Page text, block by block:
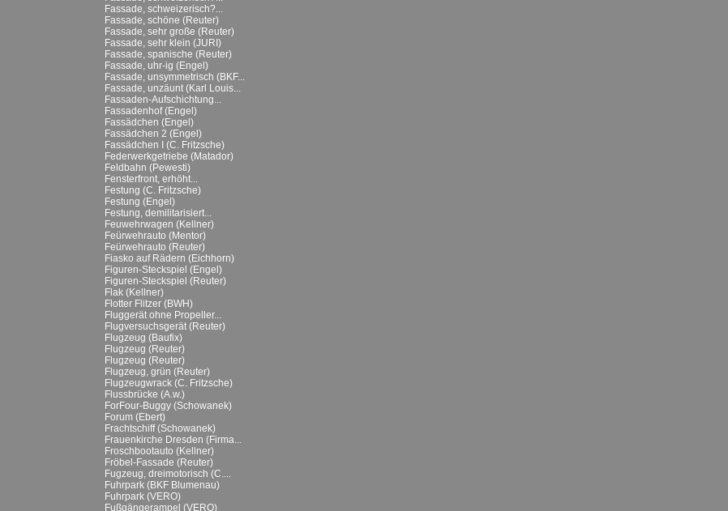
Fassade, schweizerisch?...
Fassade, schöne (Reuter)
Fassade, sehr große (Reuter)
Fassade, sehr klein (JURI)
Fassade, spanische (Reuter)
Fassade, uhr-ig (Engel)
Fassade, unsymmetrisch (BKF...
Fassade, unzäunt (Karl Louis...
Fassaden-Aufschichtung...
Fassadenhof (Engel)
Fassädchen (Engel)
Fassädchen 2 (Engel)
Fassädchen I (C. Fritzsche)
Federwerkgetriebe (Matador)
Feldbahn (Pewesti)
Fensterfront, erhöht...
Festung (C. Fritzsche)
Festung (Engel)
Festung, demilitarisiert...
Feuwehrwagen (Kellner)
Feürwehrauto (Mentor)
Feürwehrauto (Reuter)
Fiasko auf Rädern (Eichhorn)
Figuren-Steckspiel (Engel)
Figuren-Steckspiel (Reuter)
Flak (Kellner)
Flotter Flitzer (BWH)
Fluggerät ohne Propeller...
Flugversuchsgerät (Reuter)
Flugzeug (Baufix)
Flugzeug (Reuter)
Flugzeug (Reuter)
Flugzeug, grün (Reuter)
Flugzeugwrack (C. Fritzsche)
Flussbrücke (A.w.)
ForFour-Buggy (Schowanek)
Forum (Ebert)
Frachtschiff (Schowanek)
Frauenkirche Dresden (Firma...
Froschbootauto (Kellner)
Fröbel-Fassade (Reuter)
Fugzeug, dreimotorisch (C....
Fuhrpark (BKF Blumenau)
Fuhrpark (VERO)
Fußgängerampel (VERO)